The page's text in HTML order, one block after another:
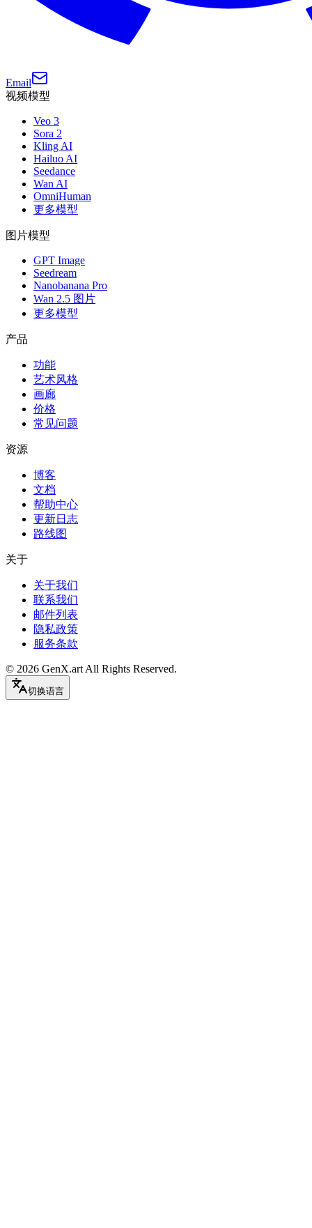
Email
视频模型
Veo 3
Sora 2
Kling AI
Hailuo AI
Seedance
Wan AI
OmniHuman
更多模型
图片模型
GPT Image
Seedream
Nanobanana Pro
Wan 2.5 图片
更多模型
产品
功能
艺术风格
画廊
价格
常见问题
资源
博客
文档
帮助中心
更新日志
路线图
关于
关于我们
联系我们
邮件列表
隐私政策
服务条款
© 2026 GenX.art All Rights Reserved.
切换语言